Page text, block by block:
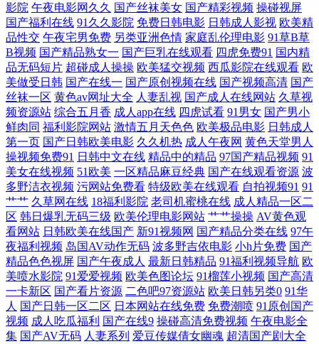
日韩aa avtt伊人 青青国产揄拍在线观看 wwwdygodnet电影天堂 日本精品在
线 成全视频观看免费高清中国电视剧 日韩欧美一区二区尤物 岛国AV网址
色站导航 国产二区四区六区八区色不卡高清视频 微拍1024 国产日韩欧美
视频网址 亚洲 中文 亚洲日韩在线不卡 AV豆花 在线免费在线观看的a 日日
夜夜青青草 国产999免 天美传媒妇乱 欧美国产视频 91性色www 欧美午夜
狼人 99精品国产麻 欧洲亚洲一区二区三 超碰97人在线 日本一本二本三区
成人欧美一区二区三区 日韩有码va 国产91视频播放 丝袜AV五月天堂 国产
精品h片在 亭亭五月综合 国产乱码卡二卡三卡老狼 香蕉网在线日 国产天
天在线 亚洲国产日韩欧美高清 黄草莓视频在线观看 伊人91大香蕉 久草福
利在线观看 中文字幕乱码视频网 av狼有码 人人影视下载 成人动漫亚洲欧
影院 午夜电影网久久 国产丝袜美女 国产精彩视频 操碰视屏
国产福利在线 91久久影院 免费日韩电影 日韩成人影视 欧美精
品性交 午夜宅男免费 另类亚洲色情 家庭乱伦理电影 91草B草
B视频 国产精品熟女一 国产巨乳在线观看 四虎免费91 国内精
品无码短片 超碰成人操操 欧美猛交视频 西瓜影院在线观看 欧
美做受日韩 国产在线一 国产原创视频在线 国产视频高清 国产
丝袜一区 黄色av网址大全 人妻乱视 国产成人在线网站 久草视
频资源站 综合五月香 成人app在线 四虎试看 91男女 国产男小
鲜肉同 福利影院网站 激情五月天色色 欧美极品电影 日韩成人
第一页 国产日韩欧美电影 久久机热 成人午夜网 黄色天堂男人
操视频免费91 日韩中文在线 精品中的精品 97国产精品视频 91
美女在线视频 51欧美 一区精品麻豆经典 国产在线观看资源 波
多野洁衣视频 污网站免费看 特级欧美在线观看 自拍视频91 91
艹艹 久草网在线 18福利影院 老司机蜜桃在线 成人精品一区二
区 韩日爆乳无码三级 欧美伦理电影网站 艹艹操操 AV黄色观
看网站 日韩欧美在线国产 新91视频网 国产精品分类在线 97午
夜福利视频 岛国AV动作无码 波多野吉依电影 小h片免费 国产
精品色色视屏 国产午夜成人 最新日韩精品 91福利视频导航 欧
美喷水影院 91爱爱视频 欧美色图论坛 91榴莲小视频 国产高清
一卡新区 国产看片资源 二色吧97资源站 欧美日韩另类0 91华
人 国产日韩一区二区 日本网站在线免费 免费潮喷 91原创国产
视频 成人吃瓜福利 国产在线9 操碰高清免费视频 午夜电影全
集 国产AV无码 人妻系列 爱豆传媒倩女幽魂 超清国产剧大全